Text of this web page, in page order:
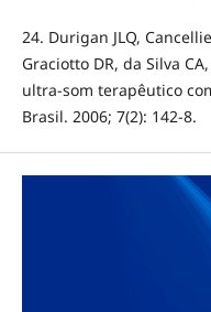
24. Durigan JLQ,
Graciotto DR, da Silva
ultra-som terapêutico
Brasil. 2006; 7(2): 142-8.